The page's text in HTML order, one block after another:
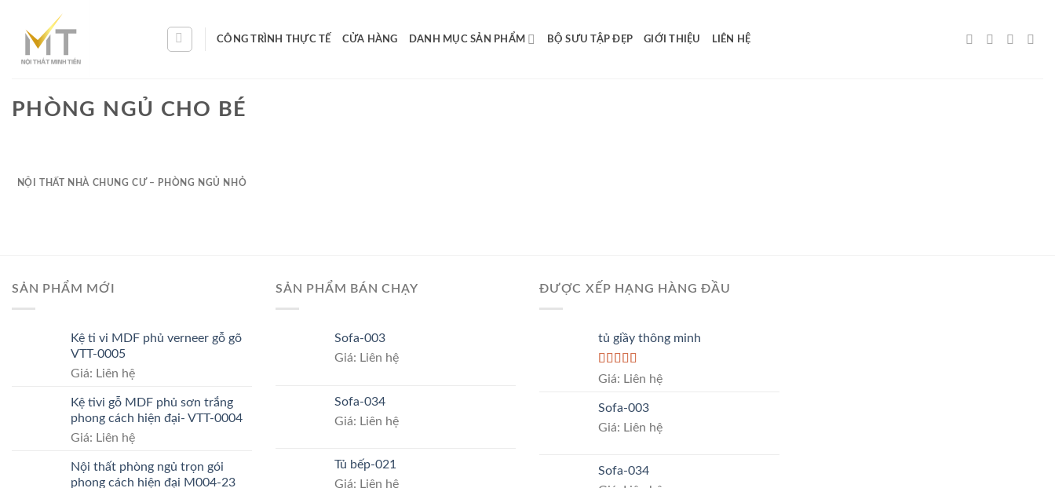
content
CÔNG TRÌNH THỰC TẾ CỬA HÀNG DANH MỤC SẢN PHẨM BỘ SƯU TẬP ĐẸP GIỚI THIỆU LIÊN HỆ
PHÒNG NGỦ CHO BÉ
NỘI THẤT NHÀ CHUNG CƯ – PHÒNG NGỦ NHỎ
SẢN PHẨM MỚI
Kệ ti vi MDF phủ verneer gỗ gõ
VTT-0005
Giá: Liên hệ
Kệ tivi gỗ MDF phủ sơn trắng
phong cách hiện đại- VTT-0004
Giá: Liên hệ
Nội thất phòng ngủ trọn gói
phong cách hiện đại M004-23
SẢN PHẨM BÁN CHẠY
Sofa-003
Giá: Liên hệ
Sofa-034
Giá: Liên hệ
Tủ bếp-021
Giá: Liên hệ
ĐƯỢC XẾP HẠNG HÀNG ĐẦU
tủ giầy thông minh
Rated 5.00
Giá: Liên hệ
Sofa-003
Giá: Liên hệ
Sofa-034